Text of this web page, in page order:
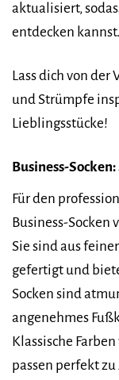
aktualisiert,
entdecken kannst.
Lass dich von
und Strümpfe
Lieblingsstücke!
Business-
Für den
Business-Socken
Sie sind aus
gefertigt und
Socken sind
angenehmes
Klassische
passen perfekt